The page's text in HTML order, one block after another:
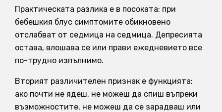
Практическата разлика е в посоката: при
бебешкия блус симптомите обикновено
отслабват от седмица на седмица. Депресията
остава, влошава се или прави ежедневието все
по-трудно изпълнимо.
Вторият различителен признак е функцията:
ако почти не ядеш, не можеш да спиш въпреки
възможностите, не можеш да се зарадваш или